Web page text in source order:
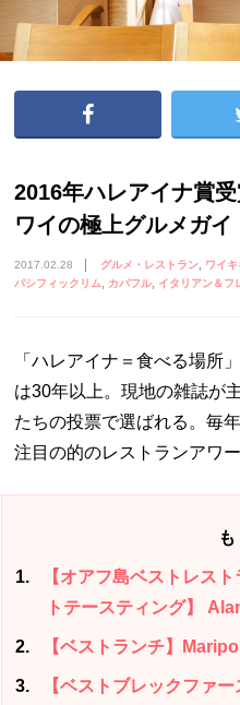
2016年ハレアイナ賞
ワイの極上グルメガイ
2017.02.28 グルメ・レストラン ワイキ
パシフィックリム カパフル イタリアン＆フ
「ハレアイナ＝食べる場所
は30年以上。現地の雑誌が
たちの投票で選ばれる。毎
注目の的のレストランアワー
1
【オアフ島ベストレス
トテースティング】
2 【ベストランチ】
3
【ベストブレックファ